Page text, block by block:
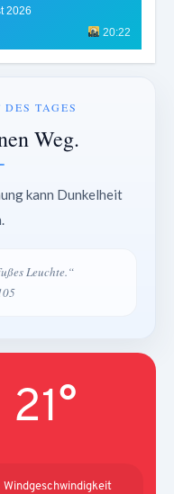
2026
20:22
TAGES
Weg.
kann Dunkelheit
Leuchte.“
21°
Windgeschwindigkeit